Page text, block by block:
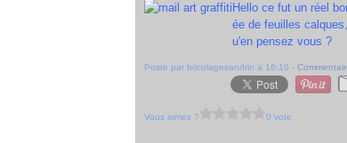
Hello ce fut un réel
ée de feuilles
u'en pensez vous ?
Posté par bricolagesandrin à 16:10 -
Vous aimez ? 0 vote